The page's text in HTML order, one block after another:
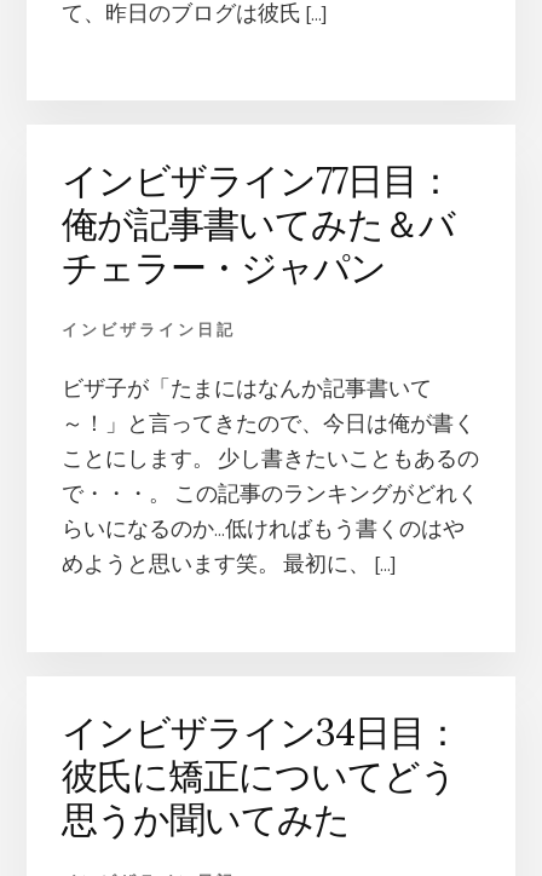
て、昨日のブログは彼氏 […]
インビザライン77日目：
俺が記事書いてみた＆バ
チェラー・ジャパン
インビザライン日記
ビザ子が「たまにはなんか記事書いて
～！」と言ってきたので、今日は俺が書く
ことにします。 少し書きたいこともあるの
で・・・。 この記事のランキングがどれく
らいになるのか…低ければもう書くのはや
めようと思います笑。 最初に、 […]
インビザライン34日目：
彼氏に矯正についてどう
思うか聞いてみた